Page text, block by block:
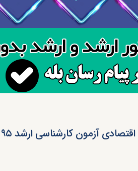
آزمون کارشناسی ارشد ۹۵ ( کد ۱۱۰۵ )